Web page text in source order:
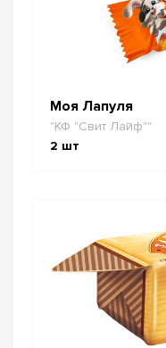
Моя Лапуля
"КФ "Свит Лайф""
2 шт